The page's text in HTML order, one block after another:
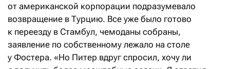
от американской корпорации подразумевало
возвращение в Турцию. Все уже было готово
к переезду в Стамбул, чемоданы собраны,
заявление по собственному лежало на столе
у Фостера. «Но Питер вдруг спросил, хочу ли